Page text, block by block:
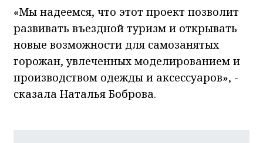
«Мы надеемся, что этот проект позволит
развивать въездной туризм и открывать
новые возможности для самозанятых
горожан, увлеченных моделированием и
производством одежды и аксессуаров», -
сказала Наталья Боброва. ​